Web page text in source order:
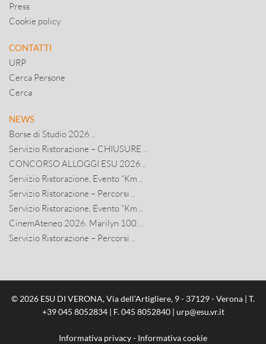
Press
Cookie policy
CONTATTI
URP
Cerca Persone
Cerca
NEWS
Borse di Studio 2026 ..
Servizio Ristorazione – CHIUSURE ..
CONCORSO ALLOGGI ESU 2026 ..
Servizio Ristorazione, Evento “Km ..
Servizio Ristorazione – Percorsi ..
Servizio Ristorazione, Evento “Km ..
CinemAteneo 2026. Marilyn 100. ..
Servizio Ristorazione – Percorsi ..
© 2026 ESU DI VERONA, Via dell’Artigliere, 9 - 37129 - Verona | T.
+39 045 8052834| F. 045 8052840 | urp@esu.vr.it
Informativa privacy- Informativa cookie